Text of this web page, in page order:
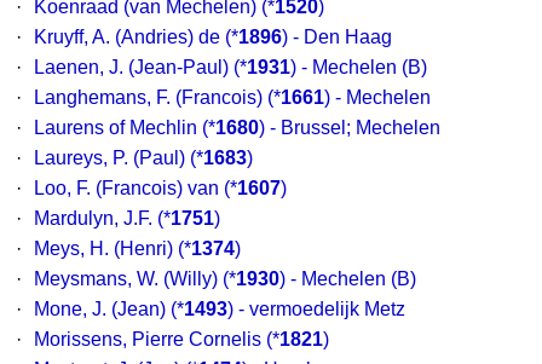
·
Koenraad (van Mechelen) (*1520)
·
Kruyff, A. (Andries) de (*1896) - Den Haag
·
Laenen, J. (Jean-Paul) (*1931) - Mechelen (B)
·
Langhemans, F. (Francois) (*1661) - Mechelen
·
Laurens of Mechlin (*1680) - Brussel; Mechelen
·
Laureys, P. (Paul) (*1683)
·
Loo, F. (Francois) van (*1607)
·
Mardulyn, J.F. (*1751)
·
Meys, H. (Henri) (*1374)
·
Meysmans, W. (Willy) (*1930) - Mechelen (B)
·
Mone, J. (Jean) (*1493) - vermoedelijk Metz
·
Morissens, Pierre Cornelis (*1821)